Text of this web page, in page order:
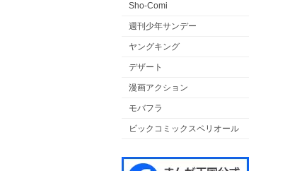
Sho-Comi
週刊少年サンデー
ヤングキング
デザート
漫画アクション
モバフラ
ビックコミックスペリオール